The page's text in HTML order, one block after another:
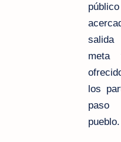
los
paso
pueblo.